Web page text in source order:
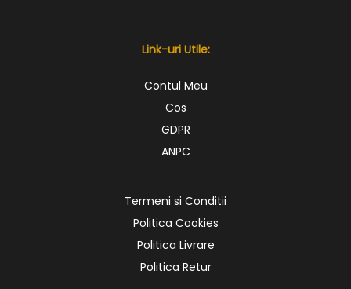
Link-uri Utile:
Contul Meu
Cos
GDPR
ANPC
Termeni si Conditii
Politica Cookies
Politica Livrare
Politica Retur